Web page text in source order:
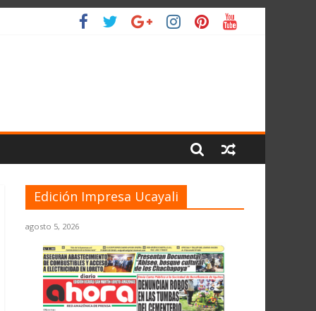
Edición Impresa Ucayali
agosto 5, 2026